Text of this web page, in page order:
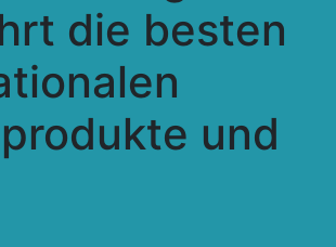
die besten
und